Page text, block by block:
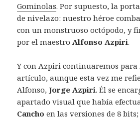
Gominolas. Por supuesto, la
de nivelazo: nuestro héroe
con un monstruoso octópodo, y
por el maestro Alfonso Azpiri.
Y con Azpiri continuaremos
artículo, aunque esta vez me
Alfonso,Jorge Azpiri. Él se
apartado visual que había
Cancho en las versiones de 8